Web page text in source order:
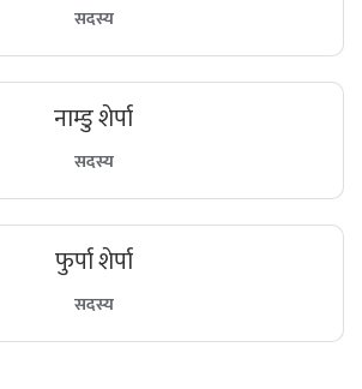
सदस्य
नाम्डु शेर्पा
सदस्य
फुर्पा शेर्पा
सदस्य